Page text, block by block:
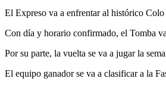
El Expreso va a enfrentar al histórico
Con día y horario confirmado, el Tomba
Por su parte, la vuelta se va a jugar la
El equipo ganador se va a clasificar a la